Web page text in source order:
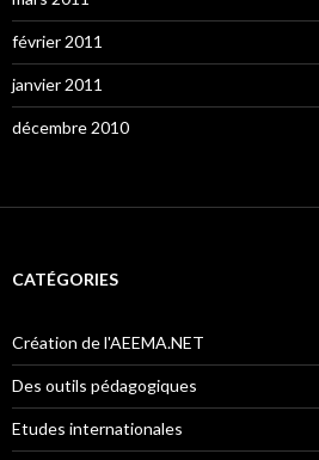
février 2011
janvier 2011
décembre 2010
CATÉGORIES
Création de l'AEEMA.NET
Des outils pédagogiques
Etudes internationales